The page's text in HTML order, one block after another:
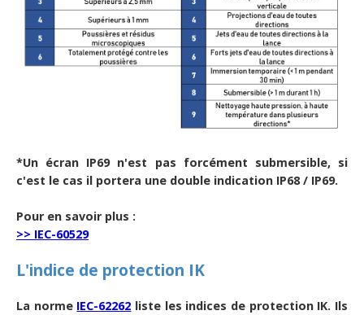
*Un écran IP69 n'est pas forcément submersible, si
c'est le cas il portera une double indication IP68 / IP69.
Pour en savoir plus :
>> IEC-60529
L'indice de protection IK
La norme IEC-62262 liste les indices de protection IK. Ils